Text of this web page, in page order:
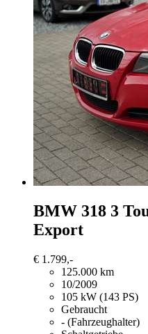
BMW 318 3
Export
€ 1.799,-
125.000 km
10/2009
105 kW (143 PS)
Gebraucht
- (Fahrzeughalter)